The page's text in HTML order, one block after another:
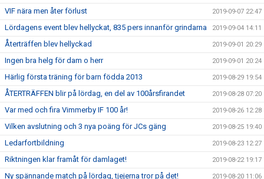
VIF nära men åter förlust 2019-09-07 22:47
Lördagens event blev hellyckat, 835 pers innanför grindarna 2019-09-04 14:11
Återträffen blev hellyckad 2019-09-01 20:29
Ingen bra helg för dam o herr 2019-09-01 20:24
Härlig första träning för barn födda 2013 2019-08-29 19:54
ÅTERTRÄFFEN blir på lördag, en del av 100årsfirandet 2019-08-28 07:20
Var med och fira Vimmerby IF 100 år! 2019-08-26 12:28
Vilken avslutning och 3 nya poäng för JCs gäng 2019-08-25 19:40
Ledarfortbildning 2019-08-23 12:27
Riktningen klar framåt för damlaget! 2019-08-22 19:17
Ny spännande match på lördag, tjejerna tror på det! 2019-08-20 11:06